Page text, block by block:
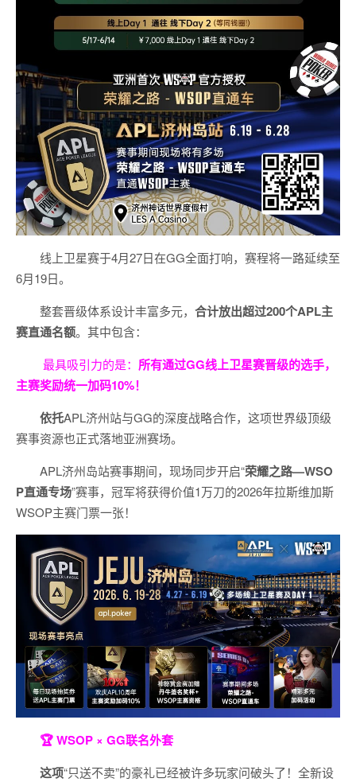
线上卫星赛于4月27日在GG全面打响，赛程将一路延续至
6月19日。
整套晋级体系设计丰富多元， 合计放出超过200个APL主
赛直通名额。其中包含：
最具吸引力的是： 所有通过GG线上卫星赛晋级的选手，
主赛奖励统一加码10%！
依托APL济州站与GG的深度战略合作，这项世界级顶级
赛事资源也正式落地亚洲赛场。
APL济州岛站赛事期间，现场同步开启“荣耀之路—WSO
P直通专场”赛事，冠军将获得价值1万刀的2026年拉斯维加斯
WSOP主赛门票一张！
🏆 WSOP × GG联名外套
这项“只送不卖”的豪礼已经被许多玩家问破头了！全新设